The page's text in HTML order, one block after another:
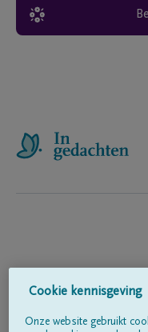
Cookie kennisgeving
Onze website gebruikt